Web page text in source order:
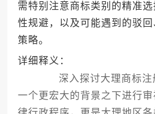
需特别注意商标类别的精准
性规避，以及可能遇到的驳
策略。
详细释义：
深入探讨大理商标注
一个更宏大的背景之下进行